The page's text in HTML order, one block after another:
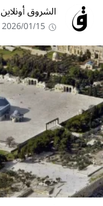
الشروق أونلاين
2026/01/15